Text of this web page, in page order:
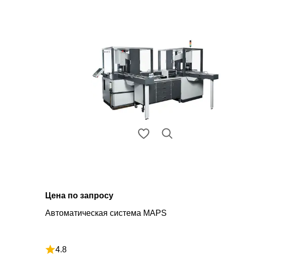
Цена по запросу
Автоматическая система MAPS
4.8
Рейтинг 4.8 из 5